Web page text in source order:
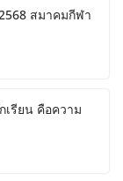
สมาคมกีฬา
เรียน คือความ